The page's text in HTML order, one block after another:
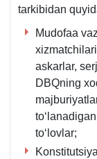
tarkibidan
Mudofaa
askarlar,
DBQning
toʻlovlar;